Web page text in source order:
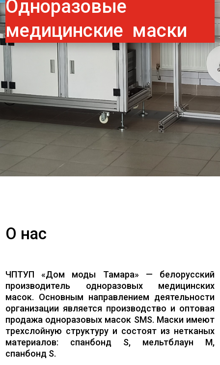
Одноразовые
медицинские маски
О нас
ЧПТУП «Дом моды Тамара» — белорусский
производитель одноразовых медицинских
масок. Основным направлением деятельности
организации является производство и оптовая
продажа одноразовых масок SMS. Маски имеют
трехслойную структуру и состоят из нетканых
материалов: спанбонд S, мельтблаун M,
спанбонд S.